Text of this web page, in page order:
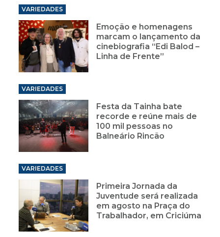
VARIEDADES
Emoção e homenagens
marcam o lançamento da
cinebiografia “Edi Balod –
Linha de Frente”
VARIEDADES
Festa da Tainha bate
recorde e reúne mais de
100 mil pessoas no
Balneário Rincão
VARIEDADES
Primeira Jornada da
Juventude será realizada
em agosto na Praça do
Trabalhador, em Criciúma